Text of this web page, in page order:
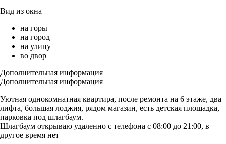
Вид из окна
на горы
на город
на улицу
во двор
Дополнительная информация
Дополнительная информация
Уютная однокомнатная квартира, после ремонта на 6 этаже, два
лифта, большая лоджия, рядом магазин, есть детская площадка,
парковка под шлагбаум.
Шлагбаум открываю удаленно с телефона с 08:00 до 21:00, в
другое время нет